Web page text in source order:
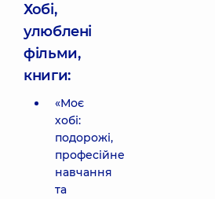
Хобі,
улюблені
фільми,
книги:
«Моє
хобі:
подорожі,
професійне
навчання
та